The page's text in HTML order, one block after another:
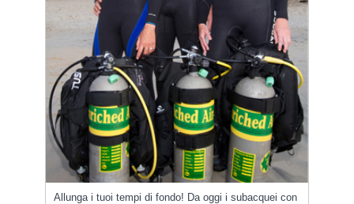
Allunga i tuoi tempi di fondo! Da oggi i subacquei con